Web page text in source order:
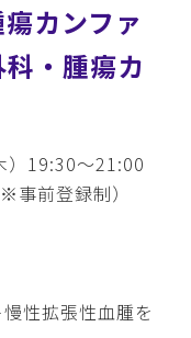
カンファ
・腫瘍カ
19:30～21:00
前登録制）
性拡張性血腫を